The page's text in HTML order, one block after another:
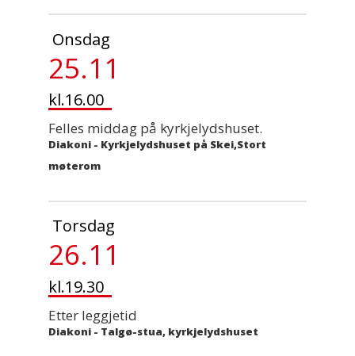
Onsdag
25.11
kl.16.00
Felles middag på kyrkjelydshuset.
Diakoni - Kyrkjelydshuset på Skei,Stort
møterom
Torsdag
26.11
kl.19.30
Etter leggjetid
Diakoni - Talgø-stua, kyrkjelydshuset